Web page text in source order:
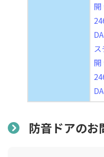
防音ドアのお